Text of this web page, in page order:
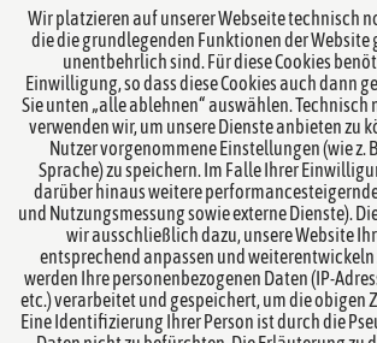
Übersicht Rechtsgebiete
Übersicht Team
Wir platzieren auf unserer Webseite technisch
die die grundlegenden Funktionen der Website
unentbehrlich sind. Für diese Cookies
Einwilligung, so dass diese Cookies auch dann
Sie unten „alle ablehnen“ auswählen. Technisch
verwenden wir, um unsere Dienste anbieten zu
Nutzer vorgenommene Einstellungen (wie z.
Sprache) zu speichern. Im Falle Ihrer
darüber hinaus weitere
und Nutzungsmessung sowie externe Dienste).
wir ausschließlich dazu, unsere Website
entsprechend anpassen und weiterentwickeln
werden Ihre personenbezogenen Daten (IP-
etc.) verarbeitet und gespeichert, um die obigen
Eine Identifizierung Ihrer Person ist durch die